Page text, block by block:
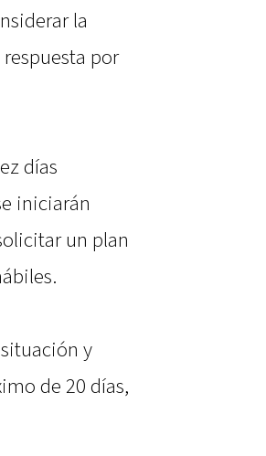
la
por
días
iniciarán
un plan
y
de 20 días,